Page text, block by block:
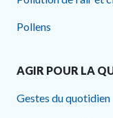
Pollens
AGIR POUR LA
Gestes du quotidien